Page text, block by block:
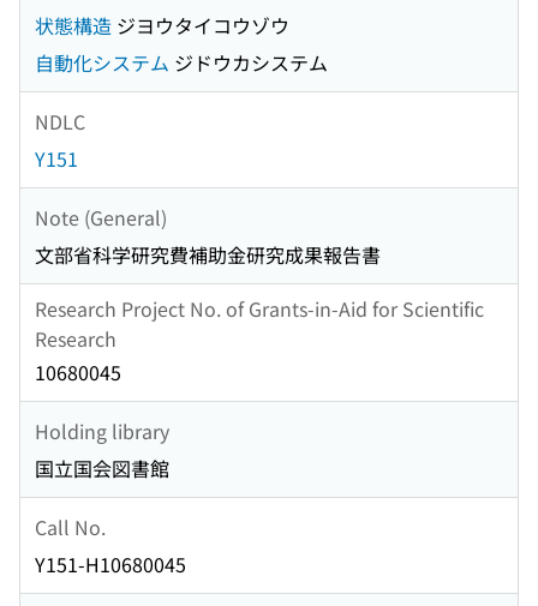
状態構造 ジヨウタイコウゾウ
自動化システム ジドウカシステム
NDLC
Y151
Note (General)
文部省科学研究費補助金研究成果報告書
Research Project No. of Grants-in-Aid for Scientific
Research
10680045
Holding library
国立国会図書館
Call No.
Y151-H10680045